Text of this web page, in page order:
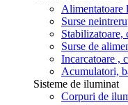
Alimentatoare
Surse
Stabilizatoare,
Surse de
Incarcatoare ,
Acumulatori,
Sisteme de iluminat
Corpuri de